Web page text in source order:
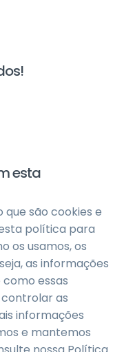
esta
que são cookies e
política para
os usamos, os
as informações
essas
as
informações
e mantemos